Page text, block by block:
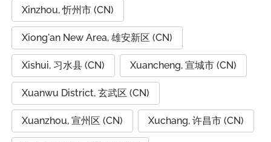
Xinzhou, 忻州市 (CN)
Xiong'an New Area, 雄安新区 (CN)
Xishui, 习水县 (CN) Xuancheng, 宣城市 (CN)
Xuanwu District, 玄武区 (CN)
Xuanzhou, 宣州区 (CN) Xuchang, 许昌市 (CN)